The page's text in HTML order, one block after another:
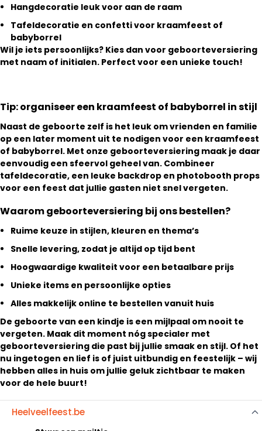
Hangdecoratie leuk voor aan de raam
Tafeldecoratie en confettivoor kraamfeest of
babyborrel
Wil je iets persoonlijks? Kies dan voor geboorteversiering
met naam of initialen. Perfect voor een unieke touch!
Tip: organiseer een kraamfeest of babyborrel in stijl
Naast de geboorte zelf is het leuk om vrienden en familie
op een later moment uit te nodigen voor een kraamfeest
of babyborrel. Met onze geboorteversiering maak je daar
eenvoudig een sfeervol geheel van. Combineer
tafeldecoratie, een leuke backdrop en photobooth props
voor een feest dat jullie gasten niet snel vergeten.
Waarom geboorteversiering bij ons bestellen?
Ruime keuze in stijlen, kleuren en thema’s
Snelle levering, zodat je altijd op tijd bent
Hoogwaardige kwaliteit voor een betaalbare prijs
Unieke items en persoonlijke opties
Alles makkelijk online te bestellen vanuit huis
De geboorte van een kindje is een mijlpaal om nooit te
vergeten. Maak dit moment nóg specialer met
geboorteversiering die past bij jullie smaak en stijl. Of het
nu ingetogen en lief is of juist uitbundig en feestelijk – wij
hebben alles in huis om jullie geluk zichtbaar te maken
voor de hele buurt!
Heelveelfeest.be